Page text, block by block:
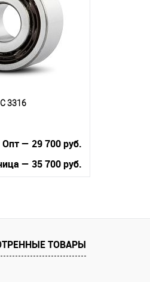
3316
Опт — 29 700 руб.
— 35 700 руб.
В наличии
ТОВАРЫ